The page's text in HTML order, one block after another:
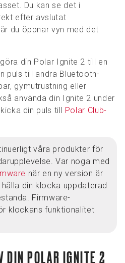
Du kan se det i
efter avslutat
du öppnar vyn med det
din Polar Ignite 2 till en
puls till andra Bluetooth-
gymutrustning eller
använda din Ignite 2 under
din puls till
Polar Club-
våra produkter för
Var noga med
när en ny version är
din klocka uppdaterad
Firmware-
klockans funktionalitet
DIN POLAR IGNITE 2